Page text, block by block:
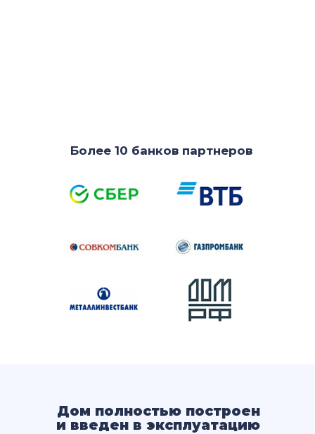
Более 10 банков партнеров
Дом полностью построен
и введен в эксплуатацию